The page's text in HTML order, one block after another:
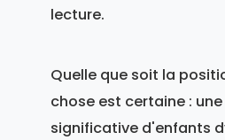
lecture.
Quelle que soit la
chose est certaine :
significative d'enfants